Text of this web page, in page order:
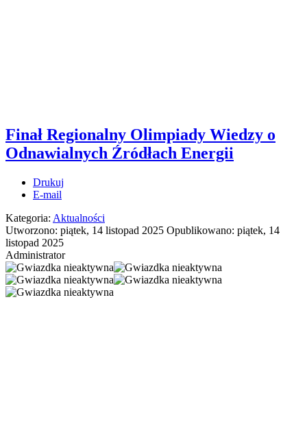
Finał Regionalny Olimpiady Wiedzy o
Odnawialnych Źródłach Energii
Drukuj
E-mail
Kategoria: Aktualności
Utworzono: piątek, 14 listopad 2025 Opublikowano: piątek, 14
listopad 2025
Administrator